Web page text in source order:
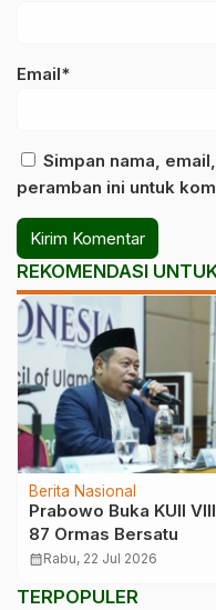
Email*
Simpan nama,
peramban ini untuk
REKOMENDASI
Berita Nasional
Prabowo Buka KUII
87 Ormas Bersatu
calendar_monthRabu, 22 Jul 2026
TERPOPULER